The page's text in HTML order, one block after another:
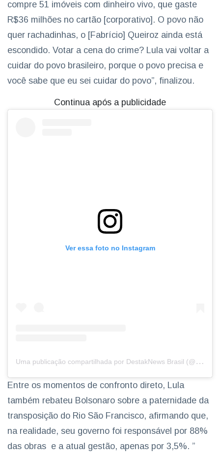
compre 51 imóveis com dinheiro vivo, que gaste
R$36 milhões no cartão [corporativo]. O povo não
quer rachadinhas, o [Fabrício] Queiroz ainda está
escondido. Votar a cena do crime? Lula vai voltar a
cuidar do povo brasileiro, porque o povo precisa e
você sabe que eu sei cuidar do povo”, finalizou.
Continua após a publicidade
Ver essa foto no Instagram
U
ma publicação compartilhada por DestakNews Brasil (@destaknewsbrasiloficial)
Entre os momentos de confronto direto, Lula
também rebateu Bolsonaro sobre a paternidade da
transposição do Rio São Francisco, afirmando que,
na realidade, seu governo foi responsável por 88%
das obras e a atual gestão, apenas por 3,5%. ”